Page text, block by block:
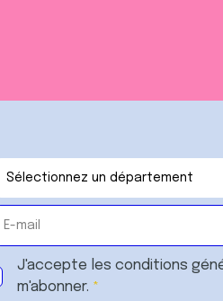
J'accepte les conditions
m'abonner.